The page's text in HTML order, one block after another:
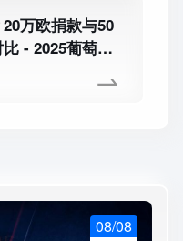
万欧捐款与50
- 2025葡萄牙
08/08